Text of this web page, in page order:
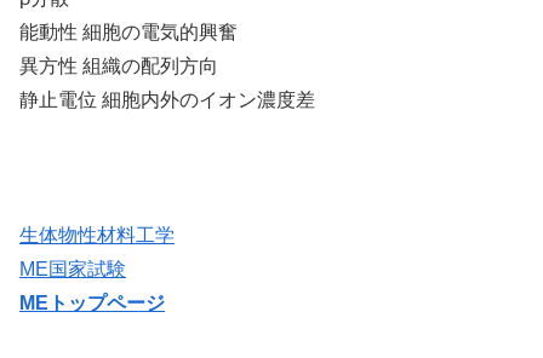
能動性 細胞の電気的興奮
異方性 組織の配列方向
静止電位 細胞内外のイオン濃度差
生体物性材料工学
ME国家試験
MEトップページ